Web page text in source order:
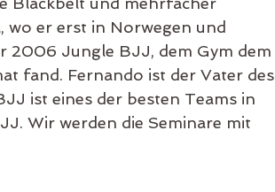
er erst in Norwegen und
2006 Jungle BJJ, dem Gym dem
fand. Fernando ist der Vater des
ist eines der besten Teams in
Wir werden die Seminare mit